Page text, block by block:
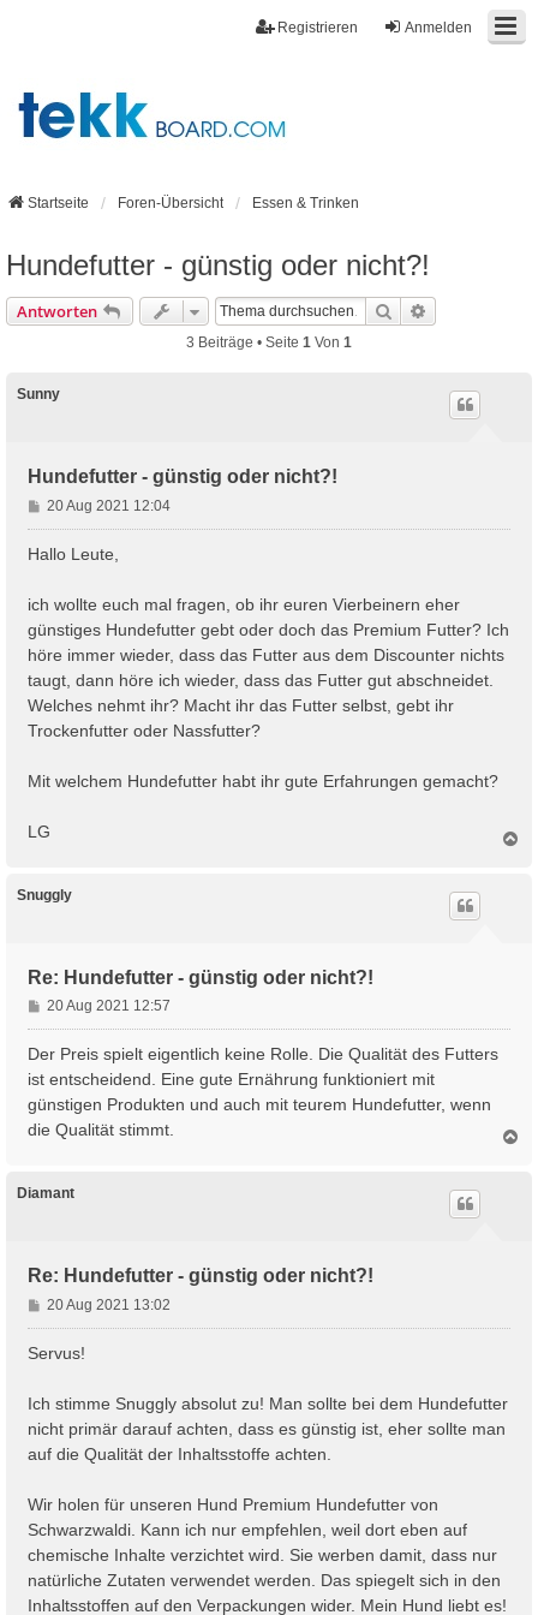
Anmelden
Registrieren
Startseite Foren-Übersicht Essen & Trinken
Hundefutter - günstig oder nicht?!
Antworten Suche
3 Beiträge • Seite 1 Von 1
Sunny
Hundefutter - günstig oder nicht?!
B
e
a
g
20 Aug 2021 12:04
Hallo Leute,
ich wollte euch mal fragen, ob ihr euren Vierbeinern eher
günstiges Hundefutter gebt oder doch das Premium Futter? Ich
höre immer wieder, dass das Futter aus dem Discounter nichts
taugt, dann höre ich wieder, dass das Futter gut abschneidet.
Welches nehmt ihr? Macht ihr das Futter selbst, gebt ihr
Trockenfutter oder Nassfutter?
Mit welchem Hundefutter habt ihr gute Erfahrungen gemacht?
LG
Snuggly
Re: Hundefutter - günstig oder nicht?!
B
e
i
a
g
20 Aug 2021 12:57
Der Preis spielt eigentlich keine Rolle. Die Qualität des Futters
ist entscheidend. Eine gute Ernährung funktioniert mit
günstigen Produkten und auch mit teurem Hundefutter, wenn
die Qualität stimmt.
Diamant
Re: Hundefutter - günstig oder nicht?!
B
e
i
a
g
20 Aug 2021 13:02
Servus!
Ich stimme Snuggly absolut zu! Man sollte bei dem Hundefutter
nicht primär darauf achten, dass es günstig ist, eher sollte man
auf die Qualität der Inhaltsstoffe achten.
Wir holen für unseren Hund Premium Hundefutter von
Schwarzwaldi. Kann ich nur empfehlen, weil dort eben auf
chemische Inhalte verzichtet wird. Sie werben damit, dass nur
natürliche Zutaten verwendet werden. Das spiegelt sich in den
Inhaltsstoffen auf den Verpackungen wider. Mein Hund liebt es!